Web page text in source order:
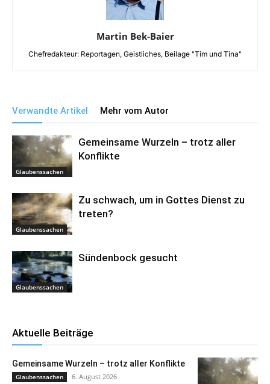
Martin Bek-Baier
Chefredakteur: Reportagen, Geistliches, Beilage "Tim und Tina"
Verwandte Artikel Mehr vom Autor
Glaubenssachen
Gemeinsame Wurzeln – trotz aller
Konflikte
Glaubenssachen
Zu schwach, um in Gottes Dienst zu
treten?
Glaubenssachen
Sündenbock gesucht
Aktuelle Beiträge
Gemeinsame Wurzeln – trotz aller Konflikte
Glaubenssachen 6. August 2026